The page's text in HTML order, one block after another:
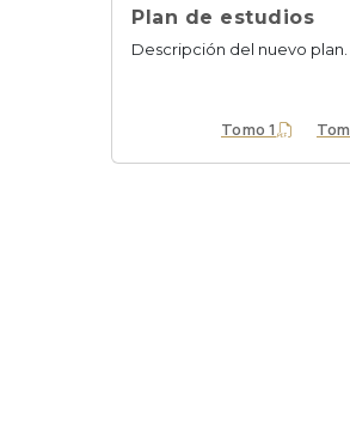
Plan de estudios
Descripción del nuevo plan.
Tomo 1